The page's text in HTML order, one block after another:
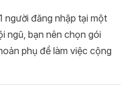
người đăng nhập tại một
ngũ, bạn nên chọn gói
phụ để làm việc cộng